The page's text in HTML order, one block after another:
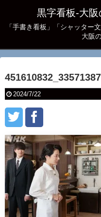
黒字看板‐大
「手書き看板」「シャッター
大阪
2024/7/22